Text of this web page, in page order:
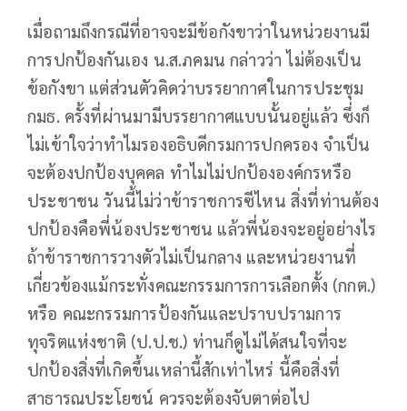
เมื่อถามถึงกรณีที่อาจจะมีข้อกังขาว่าในหน่วยงานมี
การปกป้องกันเอง น.ส.ภคมน กล่าวว่า ไม่ต้องเป็น
ข้อกังขา แต่ส่วนตัวคิดว่าบรรยากาศในการประชุม
กมธ. ครั้งที่ผ่านมามีบรรยากาศแบบนั้นอยู่แล้ว ซึ่งก็
ไม่เข้าใจว่าทำไมรองอธิบดีกรมการปกครอง จำเป็น
จะต้องปกป้องบุคคล ทำไมไม่ปกป้ององค์กรหรือ
ประชาชน วันนี้ไม่ว่าข้าราชการซีไหน สิ่งที่ท่านต้อง
ปกป้องคือพี่น้องประชาชน แล้วพี่น้องจะอยู่อย่างไร
ถ้าข้าราชการวางตัวไม่เป็นกลาง และหน่วยงานที่
เกี่ยวข้องแม้กระทั่งคณะกรรมการการเลือกตั้ง (กกต.)
หรือ คณะกรรมการป้องกันและปราบปรามการ
ทุจริตแห่งชาติ (ป.ป.ช.) ท่านก็ดูไม่ได้สนใจที่จะ
ปกป้องสิ่งที่เกิดขึ้นเหล่านี้สักเท่าไหร่ นี้คือสิ่งที่
สาธารณประโยชน์ ควรจะต้องจับตาต่อไป